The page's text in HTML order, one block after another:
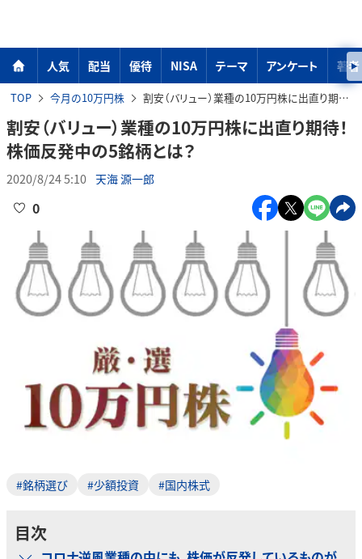
人気 配当 優待 NISA テーマ アンケート 著者
TOP 今月の10万円株 割安（バリュー）業種の10万円株に出直り期待！株価反発中の5銘柄とは？
割安（バリュー）業種の10万円株に出直り期待！
株価反発中の5銘柄とは？
2020/8/24 5:10 天海 源一郎
0
#銘柄選び #少額投資 #国内株式
目次